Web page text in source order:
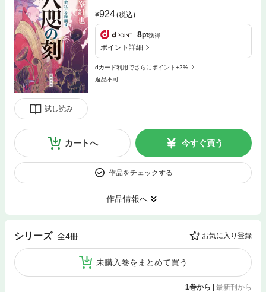
試し読み
924(税込)
8pt獲得
ポイント詳細
dカード利用でさらにポイント+2%
返品不可
カートへ 今すぐ買う
作品をチェックする
作品情報へ
シリーズ 全4冊 お気に入り登録
未購入巻をまとめて買う
1巻から | 最新刊から